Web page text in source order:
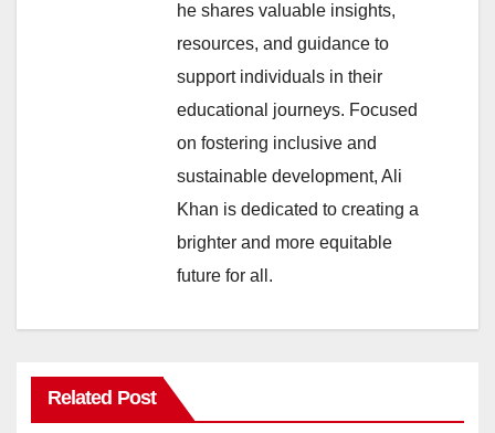
he shares valuable insights,
resources, and guidance to
support individuals in their
educational journeys. Focused
on fostering inclusive and
sustainable development, Ali
Khan is dedicated to creating a
brighter and more equitable
future for all.
Related Post